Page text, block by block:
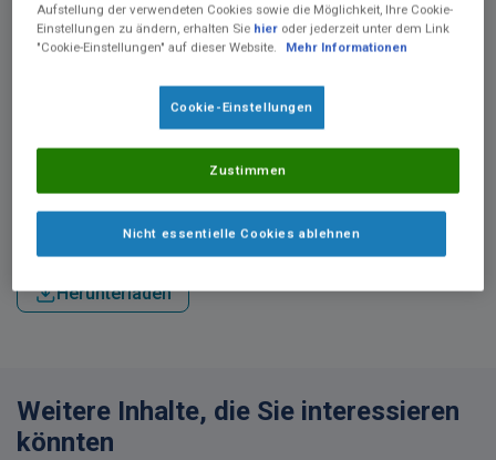
Diese Übersicht bietet Ihnen eine schnelle Orientierung zu den
Nährwerten und Eigenschaften des Sondennahrungsportfolios
von Nestlé Health Science. Sie ermöglicht den direkten Vergleich
von Makro- und Mikronährstoffen sowie speziellen Inhaltsstoffen.
QR-Codes führen zu weiterführenden Produktinformationen.
Inhalt als PDF herunterladen
Herunterladen
Weitere Inhalte, die Sie interessieren
könnten
Aufstellung der verwendeten Cookies sowie die Möglichkeit, Ihre Cookie-
Einstellungen zu ändern, erhalten Sie hier oder jederzeit unter dem Link
"Cookie-Einstellungen" auf dieser Website.
Mehr Informationen
Cookie-Einstellungen
Nicht essentielle Cookies ablehnen
Zustimmen